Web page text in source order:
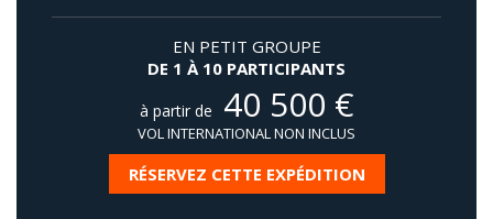
EN PETIT GROUPE
DE 1 À 10 PARTICIPANTS
à partir de 40 500 €
VOL INTERNATIONAL NON INCLUS
RÉSERVEZ CETTE EXPÉDITION